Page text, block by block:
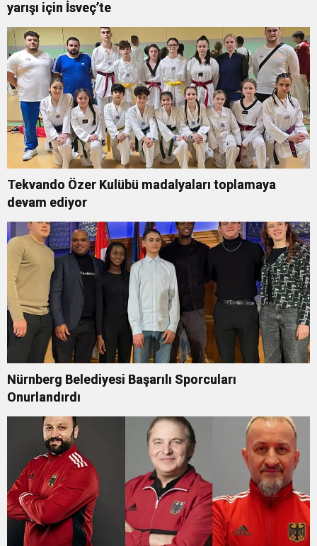
yarışı için İsveç’te
Tekvando Özer Kulübü madalyaları toplamaya
devam ediyor
Nürnberg Belediyesi Başarılı Sporcuları
Onurlandırdı